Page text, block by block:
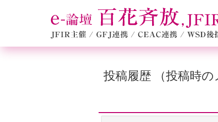
投稿履歴 （投稿時